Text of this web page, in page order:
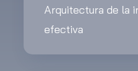
Arquitectura de la
efectiva